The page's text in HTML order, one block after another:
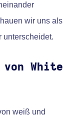
wir uns als
unterscheidet.
White
weiß und